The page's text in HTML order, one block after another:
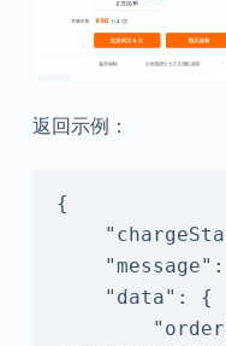
返回示例：
{